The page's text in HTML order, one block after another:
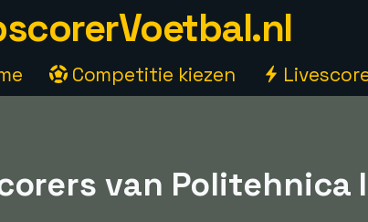
Competitie kiezen
van Politehnica